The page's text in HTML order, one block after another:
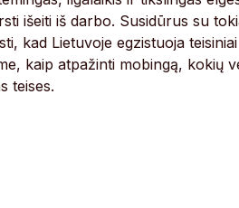
išeiti iš darbo. Susidūrus su
kad Lietuvoje egzistuoja
kaip atpažinti mobingą, kokių
teises.